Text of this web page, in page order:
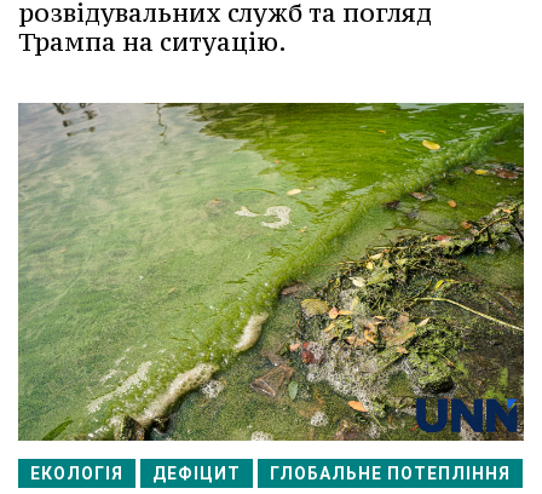
розвідувальних служб та погляд
Трампа на ситуацію.
ЕКОЛОГІЯ ДЕФІЦИТ ГЛОБАЛЬНЕ ПОТЕПЛІННЯ